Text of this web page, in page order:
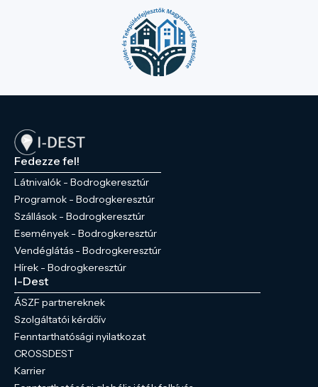
Fedezze fel!
Látnivalók - Bodrogkeresztúr
Programok - Bodrogkeresztúr
Szállások - Bodrogkeresztúr
Események - Bodrogkeresztúr
Vendéglátás - Bodrogkeresztúr
Hírek - Bodrogkeresztúr
I-Dest
ÁSZF partnereknek
Szolgáltatói kérdőív
Fenntarthatósági nyilatkozat
CROSSDEST
Karrier